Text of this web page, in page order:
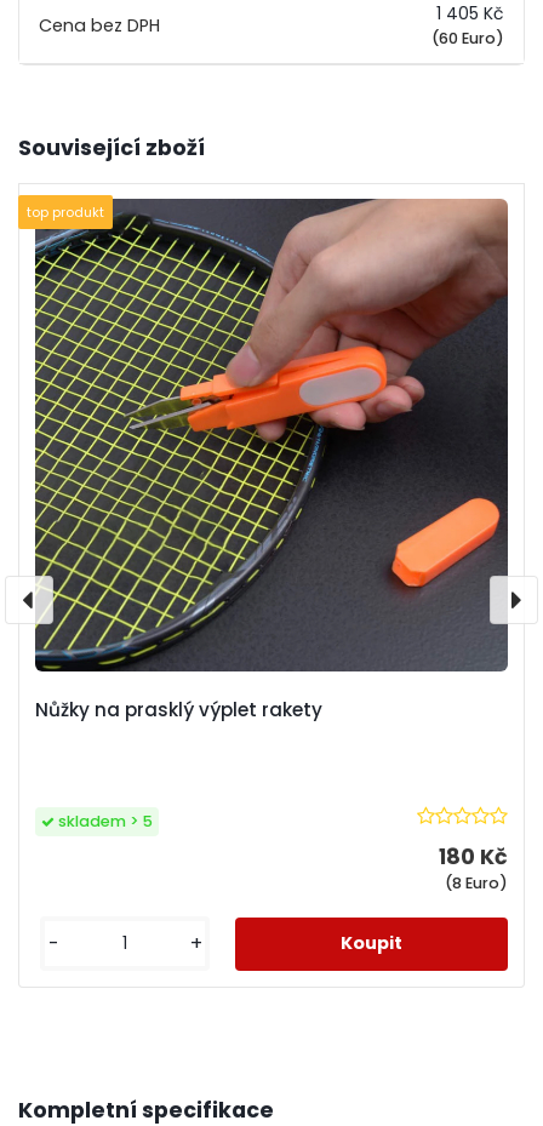
1 405 Kč
(60 Euro)
Související zboží
Nůžky na prasklý výplet rakety
180 Kč
(8 Euro)
skladem > 5
- +
top produkt
Kompletní specifikace